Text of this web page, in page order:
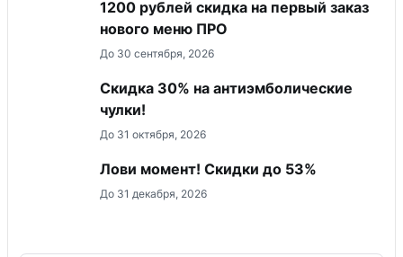
​1200 рублей скидка на первый заказ
нового меню ПРО
До 30 сентября, 2026
Скидка 30% на антиэмболические
чулки!
До 31 октября, 2026
Лови момент! Скидки до 53%
До 31 декабря, 2026